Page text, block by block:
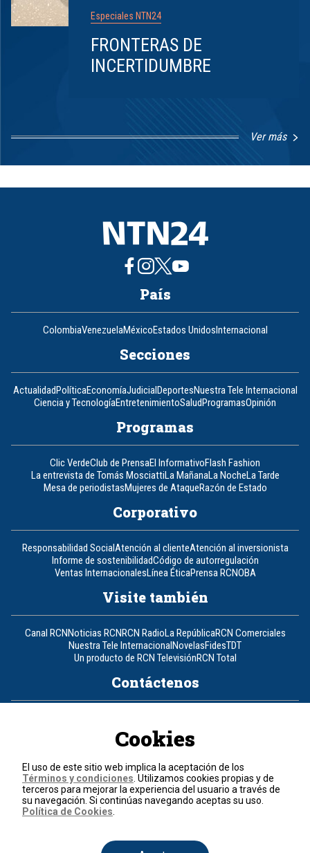
Especiales NTN24
FRONTERAS DE
INCERTIDUMBRE
Ver más
1
8
País
ColombiaVenezuelaMéxicoEstados UnidosInternacional
Secciones
ActualidadPolíticaEconomíaJudicialDeportesNuestra Tele Internacional
Ciencia y TecnologíaEntretenimientoSaludProgramasOpinión
Programas
Clic VerdeClub de PrensaEl InformativoFlash Fashion
La entrevista de Tomás MosciattiLa MañanaLa NocheLa Tarde
Mesa de periodistasMujeres de AtaqueRazón de Estado
Corporativo
Responsabilidad SocialAtención al clienteAtención al inversionista
Informe de sostenibilidadCódigo de autorregulación
Ventas InternacionalesLínea ÉticaPrensa RCNOBA
Visite también
Canal RCNNoticias RCNRCN RadioLa RepúblicaRCN Comerciales
Nuestra Tele InternacionalNovelasFidesTDT
Un producto de RCN TelevisiónRCN Total
Contáctenos
Política de cookies
Términos y condiciones
© 2026, RCN Medios.
Todos los derechos reservados.
Cookies
El uso de este sitio web implica la aceptación de los
Términos y condiciones . Utilizamos cookies propias y de
terceros para mejorar la experiencia del usuario a través de
su navegación. Si continúas navegando aceptas su uso.
Política de Cookies